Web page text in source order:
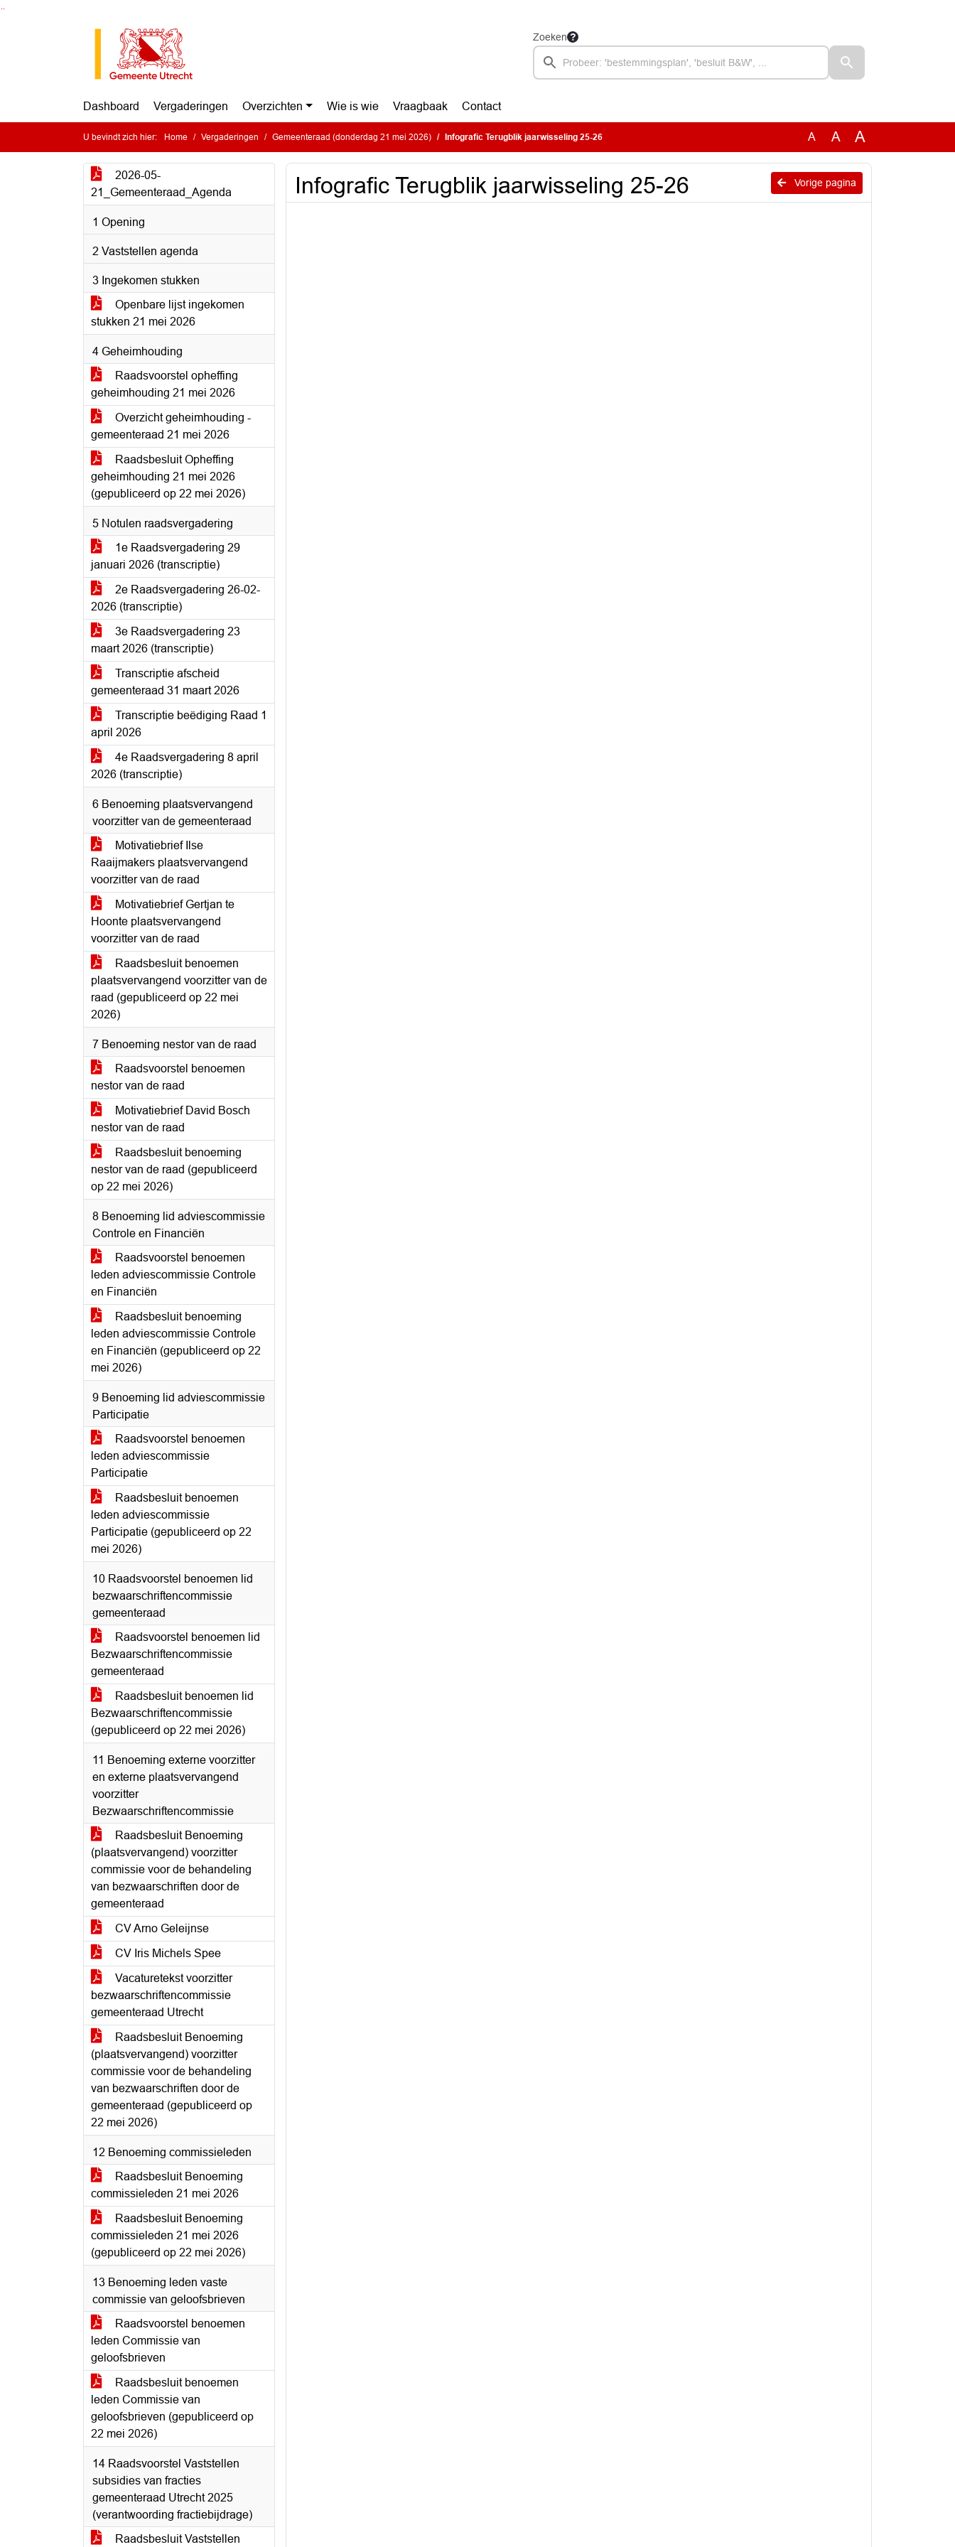
Zoeken
Dashboard Vergaderingen Overzichten Wie is wie Vraagbaak Contact
U bevindt zich hier: Home Vergaderingen Gemeenteraad (donderdag 21 mei 2026) Infografic Terugblik jaarwisseling 25-26 A A A
2026-05-
21_Gemeenteraad_Agenda
1 Opening
2 Vaststellen agenda
3 Ingekomen stukken
Openbare lijst ingekomen
stukken 21 mei 2026
4 Geheimhouding
Raadsvoorstel opheffing
geheimhouding 21 mei 2026
Overzicht geheimhouding -
gemeenteraad 21 mei 2026
Raadsbesluit Opheffing
geheimhouding 21 mei 2026
(gepubliceerd op 22 mei 2026)
5 Notulen raadsvergadering
1e Raadsvergadering 29
januari 2026 (transcriptie)
2e Raadsvergadering 26-02-
2026 (transcriptie)
3e Raadsvergadering 23
maart 2026 (transcriptie)
Transcriptie afscheid
gemeenteraad 31 maart 2026
Transcriptie beëdiging Raad 1
april 2026
4e Raadsvergadering 8 april
2026 (transcriptie)
6 Benoeming plaatsvervangend
voorzitter van de gemeenteraad
Motivatiebrief Ilse
Raaijmakers plaatsvervangend
voorzitter van de raad
Motivatiebrief Gertjan te
Hoonte plaatsvervangend
voorzitter van de raad
Raadsbesluit benoemen
plaatsvervangend voorzitter van de
raad (gepubliceerd op 22 mei
2026)
7 Benoeming nestor van de raad
Raadsvoorstel benoemen
nestor van de raad
Motivatiebrief David Bosch
nestor van de raad
Raadsbesluit benoeming
nestor van de raad (gepubliceerd
op 22 mei 2026)
8 Benoeming lid adviescommissie
Controle en Financiën
Raadsvoorstel benoemen
leden adviescommissie Controle
en Financiën
Raadsbesluit benoeming
leden adviescommissie Controle
en Financiën (gepubliceerd op 22
mei 2026)
9 Benoeming lid adviescommissie
Participatie
Raadsvoorstel benoemen
leden adviescommissie
Participatie
Raadsbesluit benoemen
leden adviescommissie
Participatie (gepubliceerd op 22
mei 2026)
10 Raadsvoorstel benoemen lid
bezwaarschriftencommissie
gemeenteraad
Raadsvoorstel benoemen lid
Bezwaarschriftencommissie
gemeenteraad
Raadsbesluit benoemen lid
Bezwaarschriftencommissie
(gepubliceerd op 22 mei 2026)
11 Benoeming externe voorzitter
en externe plaatsvervangend
voorzitter
Bezwaarschriftencommissie
Raadsbesluit Benoeming
(plaatsvervangend) voorzitter
commissie voor de behandeling
van bezwaarschriften door de
gemeenteraad
CV Arno Geleijnse
CV Iris Michels Spee
Vacaturetekst voorzitter
bezwaarschriftencommissie
gemeenteraad Utrecht
Raadsbesluit Benoeming
(plaatsvervangend) voorzitter
commissie voor de behandeling
van bezwaarschriften door de
gemeenteraad (gepubliceerd op
22 mei 2026)
12 Benoeming commissieleden
Raadsbesluit Benoeming
commissieleden 21 mei 2026
Raadsbesluit Benoeming
commissieleden 21 mei 2026
(gepubliceerd op 22 mei 2026)
13 Benoeming leden vaste
commissie van geloofsbrieven
Raadsvoorstel benoemen
leden Commissie van
geloofsbrieven
Raadsbesluit benoemen
leden Commissie van
geloofsbrieven (gepubliceerd op
22 mei 2026)
14 Raadsvoorstel Vaststellen
subsidies van fracties
gemeenteraad Utrecht 2025
(verantwoording fractiebijdrage)
Raadsbesluit Vaststellen
Vorige pagina
Infografic Terugblik jaarwisseling 25-26